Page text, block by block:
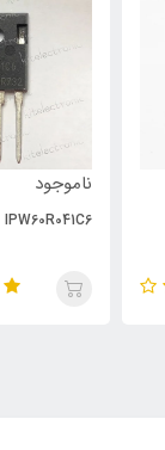
ناموجود
IPW60R041C6